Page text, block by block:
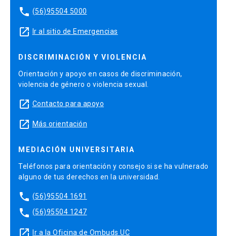
phone (56)95504 5000
launch Ir al sitio de Emergencias
DISCRIMINACIÓN Y VIOLENCIA
Orientación y apoyo en casos de discriminación,
violencia de género o violencia sexual.
launch Contacto para apoyo
launch Más orientación
MEDIACIÓN UNIVERSITARIA
Teléfonos para orientación y consejo si se ha vulnerado
alguno de tus derechos en la universidad.
phone (56)95504 1691
phone (56)95504 1247
launch Ir a la Oficina de Ombuds UC